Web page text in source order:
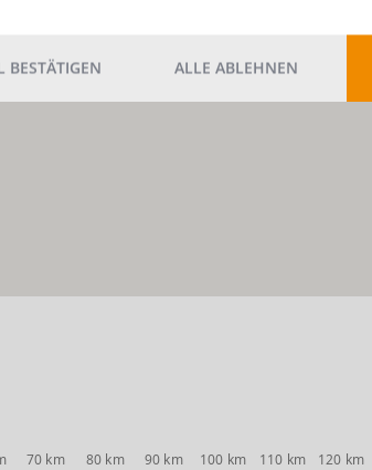
70 km 80 km 90 km 100 km 110 km 120 km
BESTÄTIGEN ALLE ABLEHNEN